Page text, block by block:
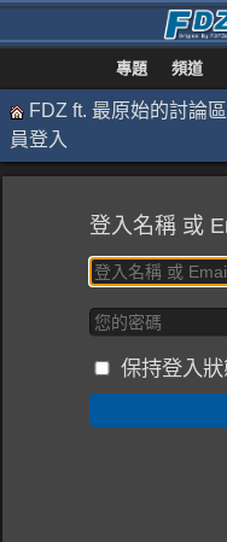
專題 頻道
FDZ ft. 最原始的討論區
員登入
登入名稱 或
保持登入狀